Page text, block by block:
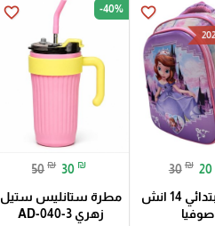
favorite_border
30 ₪ 20
شنط ابتدائي 14 انش
صوفيا
favorite_border -40%
50 ₪ 30 ₪
مطرة ستانليس ستيل
زهري AD-040-3